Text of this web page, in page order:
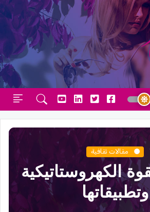
مقالات ثقافية
الكهروستاتيكية
وتطبيقاتها